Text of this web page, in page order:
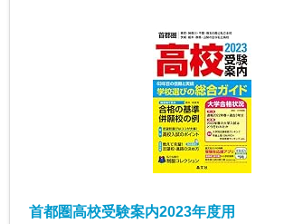
首都圏高校受験案内2023年度用